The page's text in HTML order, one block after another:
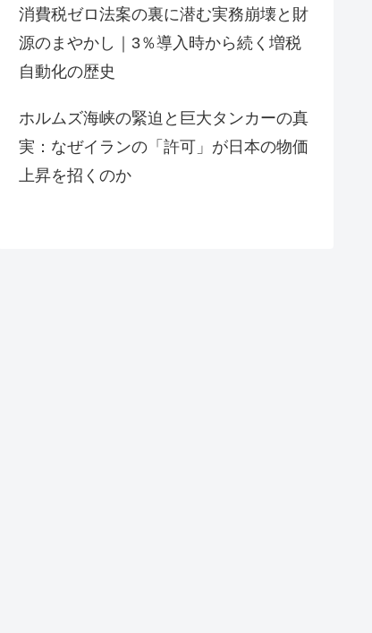
消費税ゼロ法案の裏に潜む実務崩壊と財
源のまやかし｜3％導入時から続く増税
自動化の歴史
ホルムズ海峡の緊迫と巨大タンカーの真
実：なぜイランの「許可」が日本の物価
上昇を招くのか